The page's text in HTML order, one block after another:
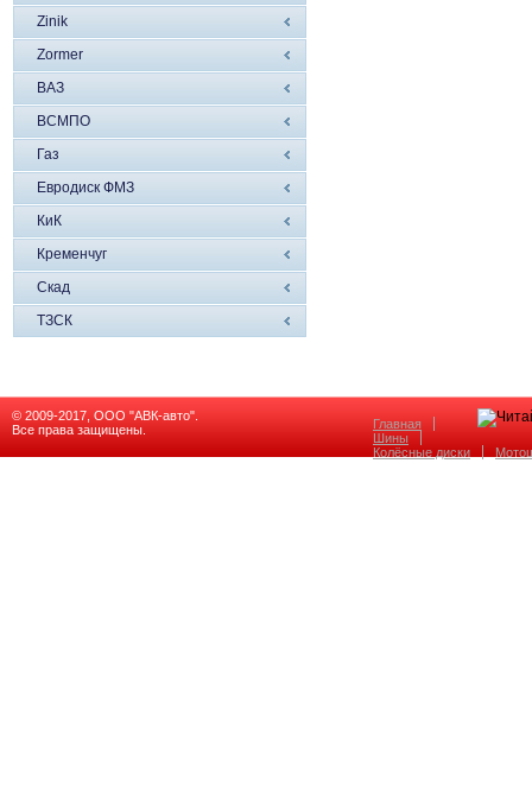
Zinik
Zormer
ВАЗ
ВСМПО
Газ
Евродиск ФМЗ
КиК
Кременчуг
Скад
ТЗСК
© 2009-2017, ООО "АВК-авто".
Все права защищены.
Главная
Шины
Колёсные диски